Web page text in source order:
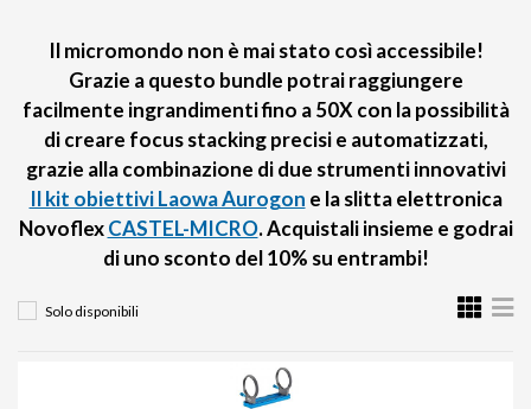
Il micromondo non è mai stato così accessibile!
Grazie a questo bundle potrai raggiungere
facilmente ingrandimenti fino a 50X con la possibilità
di creare focus stacking precisi e automatizzati,
grazie alla combinazione di due strumenti innovativi
Il kit obiettivi Laowa Aurogon e la slitta elettronica
NovoflexCASTEL-MICRO. Acquistali insieme e godrai
di uno sconto del 10% su entrambi!
Solo disponibili